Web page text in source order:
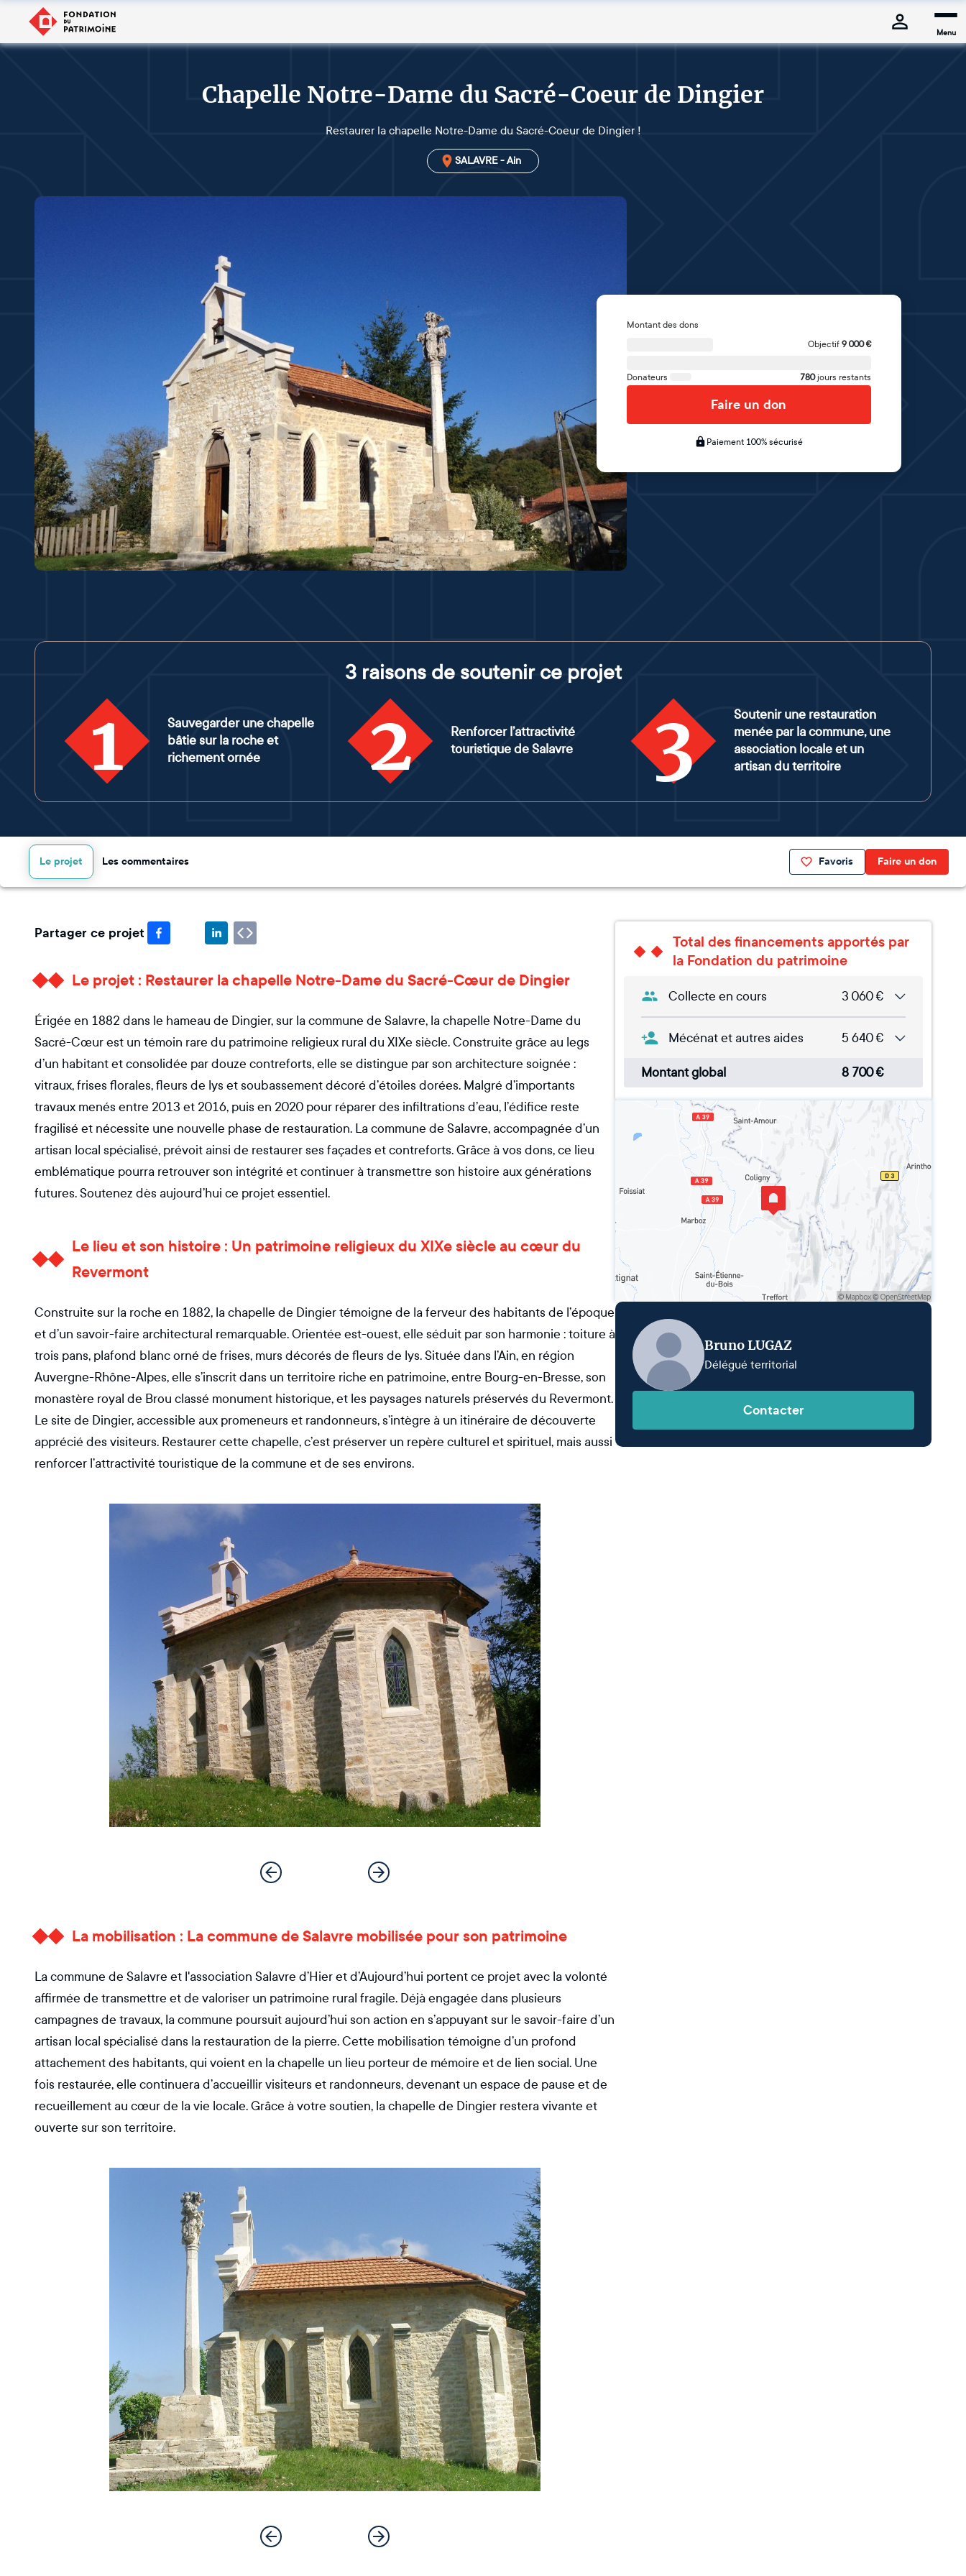
Menu
Chapelle Notre-Dame du Sacré-Coeur de Dingier
Restaurer la chapelle Notre-Dame du Sacré-Coeur de Dingier !
SALAVRE - Ain
Montant des dons
Objectif 9 000€
Donateurs 780 jours restants
Faire un don
Paiement 100% sécurisé
3 raisons de soutenir ce projet
1
Sauvegarder une chapelle
bâtie sur la roche et
richement ornée
2
Renforcer l’attractivité
touristique de Salavre
3
Soutenir une restauration
menée par la commune, une
association locale et un
artisan du territoire
Favoris Faire un don
Le projet Les commentaires
Partager ce projet
Le projet : Restaurer la chapelle Notre-Dame du Sacré-Cœur de Dingier
Érigée en 1882 dans le hameau de Dingier, sur la commune de Salavre, la chapelle Notre-Dame du
Sacré-Cœur est un témoin rare du patrimoine religieux rural du XIXe siècle. Construite grâce au legs
d’un habitant et consolidée par douze contreforts, elle se distingue par son architecture soignée :
vitraux, frises florales, fleurs de lys et soubassement décoré d’étoiles dorées. Malgré d’importants
travaux menés entre 2013 et 2016, puis en 2020 pour réparer des infiltrations d’eau, l’édifice reste
fragilisé et nécessite une nouvelle phase de restauration. La commune de Salavre, accompagnée d’un
artisan local spécialisé, prévoit ainsi de restaurer ses façades et contreforts. Grâce à vos dons, ce lieu
emblématique pourra retrouver son intégrité et continuer à transmettre son histoire aux générations
futures. Soutenez dès aujourd’hui ce projet essentiel.
Le lieu et son histoire : Un patrimoine religieux du XIXe siècle au cœur du
Revermont
Construite sur la roche en 1882, la chapelle de Dingier témoigne de la ferveur des habitants de l’époque
et d’un savoir-faire architectural remarquable. Orientée est-ouest, elle séduit par son harmonie : toiture à
trois pans, plafond blanc orné de frises, murs décorés de fleurs de lys. Située dans l’Ain, en région
Auvergne-Rhône-Alpes, elle s’inscrit dans un territoire riche en patrimoine, entre Bourg-en-Bresse, son
monastère royal de Brou classé monument historique, et les paysages naturels préservés du Revermont.
Le site de Dingier, accessible aux promeneurs et randonneurs, s’intègre à un itinéraire de découverte
apprécié des visiteurs. Restaurer cette chapelle, c’est préserver un repère culturel et spirituel, mais aussi
renforcer l’attractivité touristique de la commune et de ses environs.
La mobilisation : La commune de Salavre mobilisée pour son patrimoine
La commune de Salavre et l'association Salavre d’Hier et d’Aujourd’hui portent ce projet avec la volonté
affirmée de transmettre et de valoriser un patrimoine rural fragile. Déjà engagée dans plusieurs
campagnes de travaux, la commune poursuit aujourd’hui son action en s’appuyant sur le savoir-faire d’un
artisan local spécialisé dans la restauration de la pierre. Cette mobilisation témoigne d’un profond
attachement des habitants, qui voient en la chapelle un lieu porteur de mémoire et de lien social. Une
fois restaurée, elle continuera d’accueillir visiteurs et randonneurs, devenant un espace de pause et de
recueillement au cœur de la vie locale. Grâce à votre soutien, la chapelle de Dingier restera vivante et
ouverte sur son territoire.
Total des financements apportés par
la Fondation du patrimoine
Collecte en cours 3 060€
Mécénat et autres aides 5 640€
Montant global 8 700€
Bruno LUGAZ
Délégué territorial
Contacter